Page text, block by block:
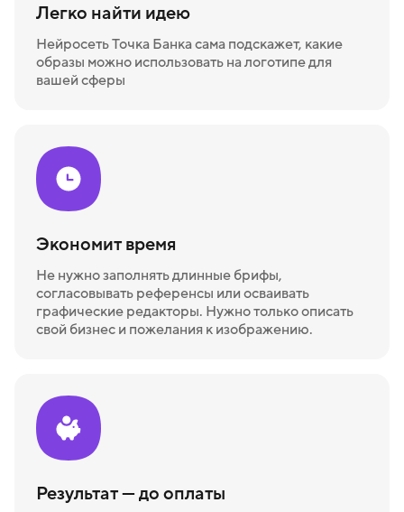
Легко найти идею
Нейросеть Точка Банка сама подскажет, какие
образы можно использовать на логотипе для
вашей сферы
Экономит время
Не нужно заполнять длинные брифы,
согласовывать референсы или осваивать
графические редакторы. Нужно только описать
свой бизнес и пожелания к изображению.
Результат — до оплаты